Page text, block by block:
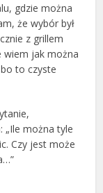
gdzie można
że wybór był
z grillem
wiem jak można
to czyste
„Ile można tyle
Czy jest może